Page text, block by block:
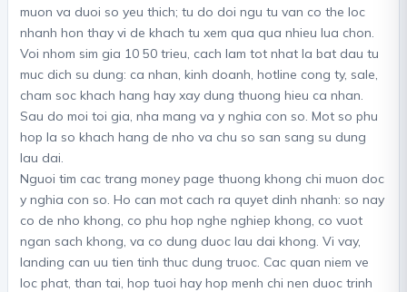
muon va duoi so yeu thich; tu do doi ngu tu van co the loc
nhanh hon thay vi de khach tu xem qua qua nhieu lua chon.
Voi nhom sim gia 10 50 trieu, cach lam tot nhat la bat dau tu
muc dich su dung: ca nhan, kinh doanh, hotline cong ty, sale,
cham soc khach hang hay xay dung thuong hieu ca nhan.
Sau do moi toi gia, nha mang va y nghia con so. Mot so phu
hop la so khach hang de nho va chu so san sang su dung
lau dai.
Nguoi tim cac trang money page thuong khong chi muon doc
y nghia con so. Ho can mot cach ra quyet dinh nhanh: so nay
co de nho khong, co phu hop nghe nghiep khong, co vuot
ngan sach khong, va co dung duoc lau dai khong. Vi vay,
landing can uu tien tinh thuc dung truoc. Cac quan niem ve
loc phat, than tai, hop tuoi hay hop menh chi nen duoc trinh